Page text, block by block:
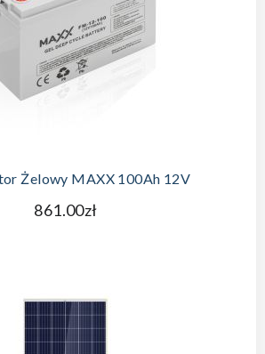
Żelowy MAXX 100Ah 12V
861.00zł